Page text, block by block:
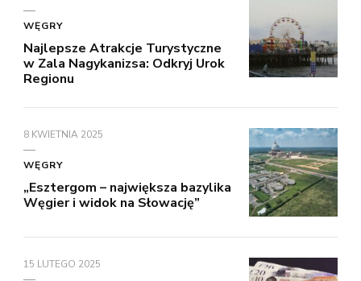
WĘGRY
Najlepsze Atrakcje Turystyczne
w Zala Nagykanizsa: Odkryj Urok
Regionu
8 KWIETNIA 2025
WĘGRY
„Esztergom – największa bazylika
Węgier i widok na Słowację”
15 LUTEGO 2025